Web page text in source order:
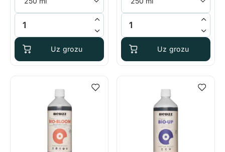
BioBizz Root Juice daudzums
Uz grozu
BioBizz Acti-vera daudzums
Uz grozu